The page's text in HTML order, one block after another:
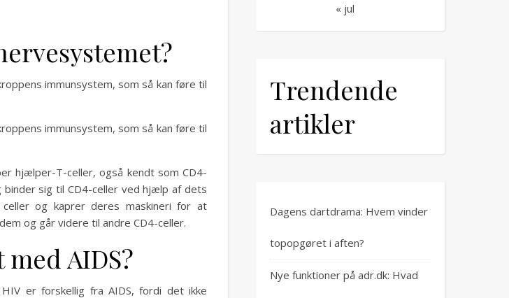
immunsystem, som så kan føre til
immunsystem, som så kan føre til
hjælper-T-celler, også kendt som CD4-
sig til CD4-celler ved hjælp af dets
og kaprer deres maskineri for at
og går videre til andre CD4-celler.
AIDS?
er forskellig fra AIDS, fordi det ikke
« jul
Trendende
artikler
Dagens dartdrama: Hvem vinder
topopgøret i aften?
Nye funktioner på adr.dk: Hvad